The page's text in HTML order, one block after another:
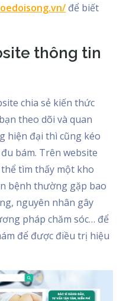
để biết
thông tin
chia sẻ kiến thức
theo dõi và quan
hiện đại thì cũng kéo
bám. Trên website
tìm thấy một kho
bệnh thường gặp bao
nguyên nhân gây
pháp chăm sóc… để
để được điều trị hiệu